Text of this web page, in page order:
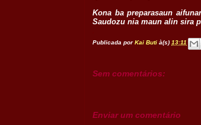
Kona ba preparasaun
Saudozu nia maun alin sira
Publicada porKai Buti à(s) 13:11
Sem comentários:
Enviar um comentário